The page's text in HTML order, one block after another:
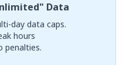
Data
day data caps.
hours
penalties.